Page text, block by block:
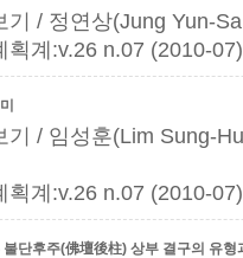
/ 정연상(Jung Yun-
계:v.26 n.07 (2010-07)
/ 임성훈(Lim Sung-
계:v.26 n.07 (2010-07)
단후주(佛壇後柱) 상부 결구의 유형